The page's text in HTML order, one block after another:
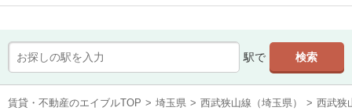
駅で
賃貸・不動産のエイブルTOP > 埼玉県 > 西武狭山線（埼玉県） > 西武狭